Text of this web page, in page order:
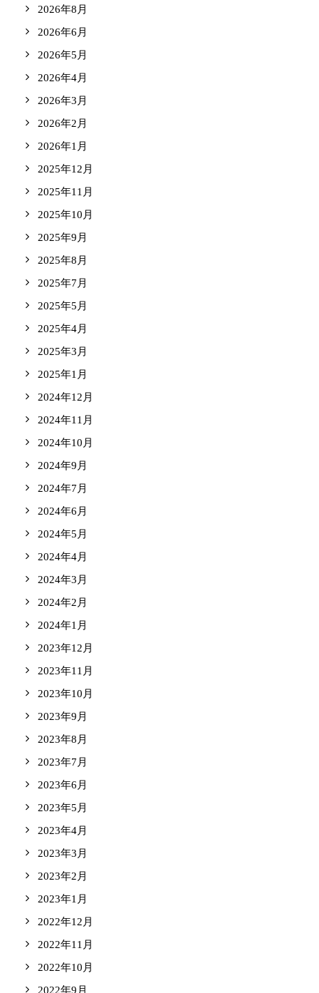
2026年8月
2026年6月
2026年5月
2026年4月
2026年3月
2026年2月
2026年1月
2025年12月
2025年11月
2025年10月
2025年9月
2025年8月
2025年7月
2025年5月
2025年4月
2025年3月
2025年1月
2024年12月
2024年11月
2024年10月
2024年9月
2024年7月
2024年6月
2024年5月
2024年4月
2024年3月
2024年2月
2024年1月
2023年12月
2023年11月
2023年10月
2023年9月
2023年8月
2023年7月
2023年6月
2023年5月
2023年4月
2023年3月
2023年2月
2023年1月
2022年12月
2022年11月
2022年10月
2022年9月